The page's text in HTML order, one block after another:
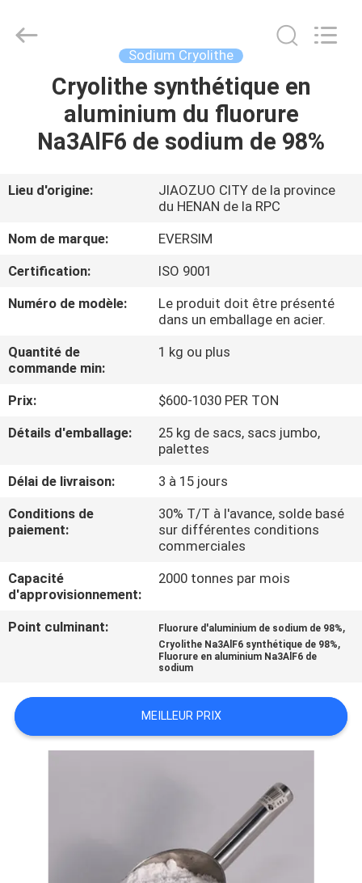
MAISON
PRODUITS
VIDÉOS
À
DE
NOUS
VISITE
L'USINE
CONTRÔLE
LA
QUALITÉ
CONTACTER
NOUVELLES
Imp.&Exp.Co.,Ltd.
Sodium Cryolithe
Cryolithe synthétique en
aluminium du fluorure
Na3AlF6 de sodium de 98%
Lieu d'origine:
JIAOZUO CITY de la province
du HENAN de la RPC
Nom de marque:
EVERSIM
Certification:
ISO 9001
Numéro de modèle:
Le produit doit être présenté
dans un emballage en acier.
Quantité de
commande min:
1 kg ou plus
Prix:
$600-1030 PER TON
Détails d'emballage:
25 kg de sacs, sacs jumbo,
palettes
Délai de livraison:
3 à 15 jours
Conditions de
paiement:
30% T/T à l'avance, solde basé
sur différentes conditions
commerciales
Capacité
d'approvisionnement:
2000 tonnes par mois
Point culminant: Fluorure d'aluminium de sodium de 98%,
Cryolithe Na3AlF6 synthétique de 98%,
Fluorure en aluminium Na3AlF6 de
sodium
MEILLEUR PRIX